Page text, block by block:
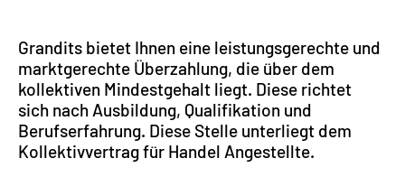
Grandits bietet Ihnen eine leistungsgerechte und
marktgerechte Überzahlung, die über dem
kollektiven Mindestgehalt liegt. Diese richtet
sich nach Ausbildung, Qualifikation und
Berufserfahrung. Diese Stelle unterliegt dem
Kollektivvertrag für Handel Angestellte.